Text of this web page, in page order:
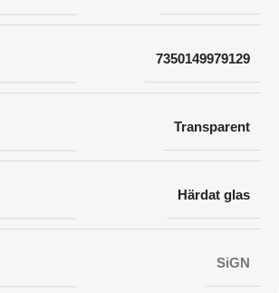
7350149979129
Transparent
Härdat glas
SiGN